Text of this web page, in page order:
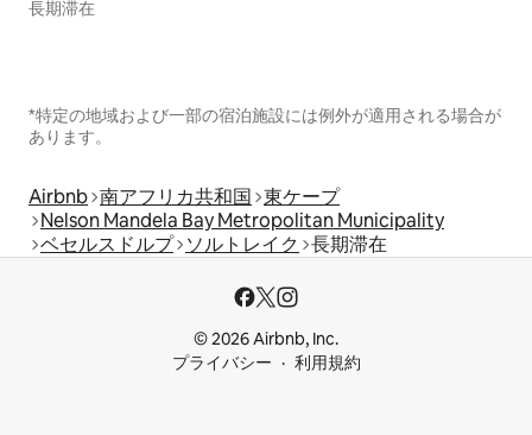
長期滞在
*特定の地域および一部の宿泊施設には例外が適用される場合が
あります。
Airbnb 南アフリカ共和国 東ケープ
Nelson Mandela Bay Metropolitan Municipality
ベセルスドルプ ソルトレイク 長期滞在
© 2026 Airbnb, Inc.
プライバシー
利用規約